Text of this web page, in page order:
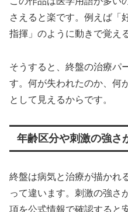
さえると楽です。例えば「
指揮」のように動きで覚え
そうすると、終盤の治療パ
す。何が失われたのか、何
として見えるからです。
年齢区分や刺激の強さ
終盤は病気と治療が描かれ
って違います。刺激の強さ
項を公式情報で確認すると